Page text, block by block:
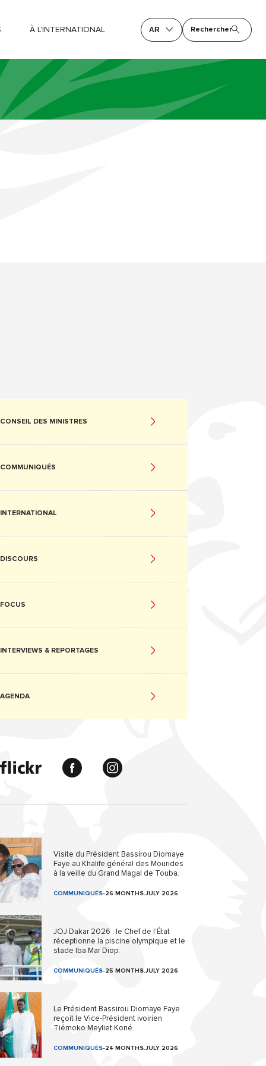
À L'INTERNATIONAL AR Rechercher
CONSEIL DES MINISTRES
COMMUNIQUÉS
INTERNATIONAL
DISCOURS
FOCUS
INTERVIEWS & REPORTAGES
AGENDA
Visite du Président Bassirou Diomaye
Faye au Khalife général des Mourides
à la veille du Grand Magal de Touba.
COMMUNIQUÉS-26 MONTHS.JULY 2026
JOJ Dakar 2026 : le Chef de l’État
réceptionne la piscine olympique et le
stade Iba Mar Diop.
COMMUNIQUÉS-25 MONTHS.JULY 2026
Le Président Bassirou Diomaye Faye
reçoit le Vice-Président ivoirien
Tiémoko Meyliet Koné.
COMMUNIQUÉS-24 MONTHS.JULY 2026